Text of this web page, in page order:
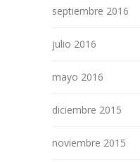
septiembre 2016
julio 2016
mayo 2016
diciembre 2015
noviembre 2015